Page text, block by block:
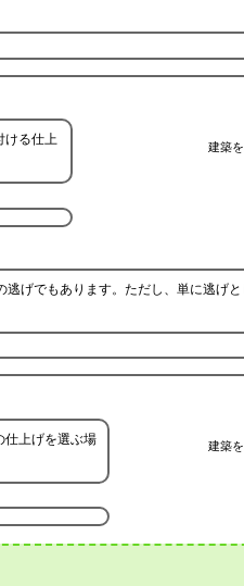
建築
ける仕上
げでもあります。ただし、単に逃げ
建築
仕上げを選ぶ場